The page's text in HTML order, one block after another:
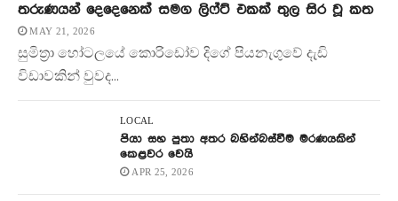
තරුණයන් දෙදෙනෙක් සමග ලිෆ්ට් එකක් තුල සිර වූ කත
MAY 21, 2026
සුමිත්‍රා හෝටලයේ කොරිඩෝව දිගේ පියනැගුවේ දැඩි
විඩාවකින් වුවද...
LOCAL
පියා සහ පුතා අතර බහින්බස්වීම මරණයකින්
කෙළවර වෙයි
APR 25, 2026